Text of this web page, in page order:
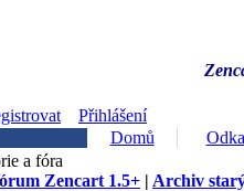
Přihlášení
Domů
a fóra
Zencart 1.5+ | Archiv